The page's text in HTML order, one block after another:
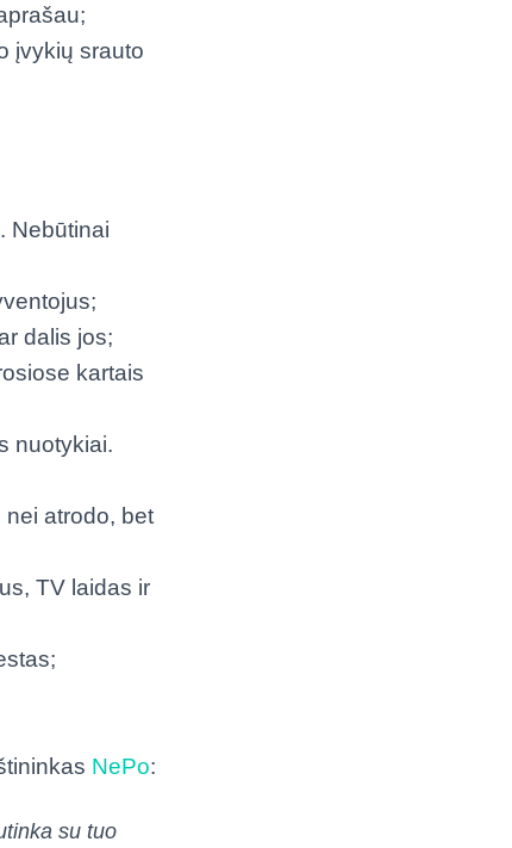
įvykių srauto
Nebūtinai
dalis jos;
kartais
nuotykiai.
atrodo, bet
TV laidas ir
NePo:
su tuo